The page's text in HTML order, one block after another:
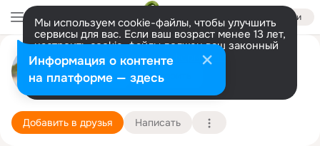
Войти
Мы используем cookie-файлы, чтобы улучшить
сервисы для вас. Если ваш возраст менее 13 лет,
настроить cookie-файлы должен ваш законный
представитель. Больше информации
Разрешить все Настроить
Liliya Yumasheva
Moscow 11 октября (53 года)
Подробнее
Добавить в друзья Написать
Информация о контенте
на платформе — здесь